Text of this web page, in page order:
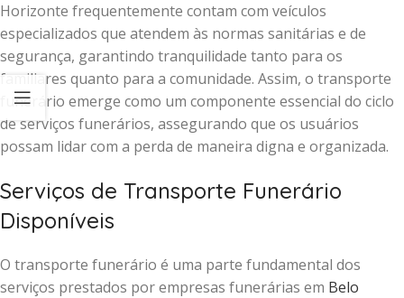
Horizonte frequentemente contam com veículos
especializados que atendem às normas sanitárias e de
segurança, garantindo tranquilidade tanto para os
familiares quanto para a comunidade. Assim, o transporte
funerário emerge como um componente essencial do ciclo
de serviços funerários, assegurando que os usuários
possam lidar com a perda de maneira digna e organizada.
Serviços de Transporte Funerário
Disponíveis
O transporte funerário é uma parte fundamental dos
serviços prestados por empresas funerárias em Belo